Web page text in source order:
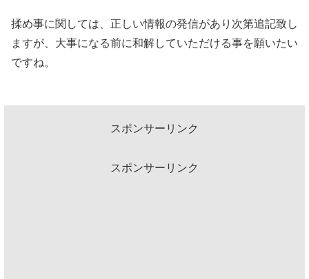
揉め事に関しては、正しい情報の発信があり次第追記致し
ますが、大事になる前に和解していただける事を願いたい
ですね。
スポンサーリンク
スポンサーリンク